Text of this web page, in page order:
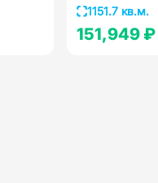
1151.7 кв.м.
151,949 ₽